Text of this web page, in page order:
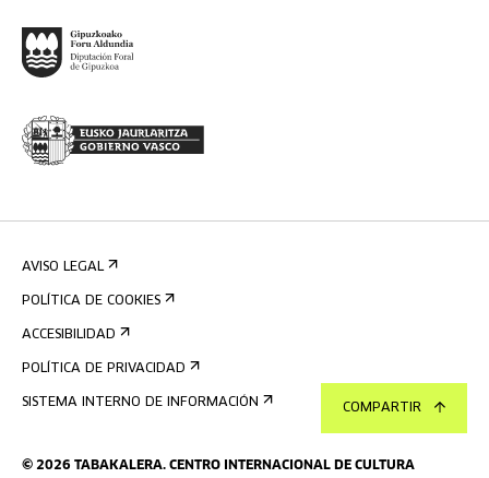
COMPARTIR
© 2026 TABAKALERA. CENTRO INTERNACIONAL DE CULTURA
AVISO LEGAL
POLÍTICA DE COOKIES
ACCESIBILIDAD
POLÍTICA DE PRIVACIDAD
SISTEMA INTERNO DE INFORMACIÓN